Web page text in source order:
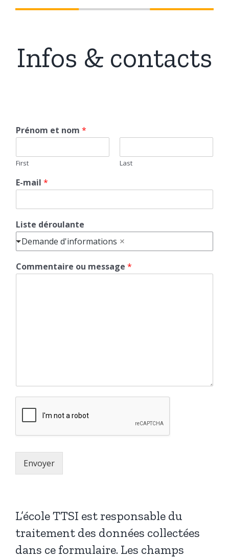
Infos & contacts
Prénom et nom *
First Last
E-mail *
Liste déroulante
Demande d'informations
Commentaire ou message *
Envoyer
L’école TTSI est responsable du
traitement des données collectées
dans ce formulaire. Les champs